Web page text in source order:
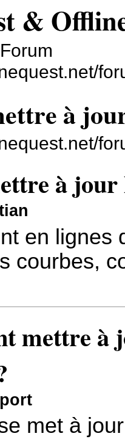
&
à
à
en lignes
courbes,
mettre à
met à